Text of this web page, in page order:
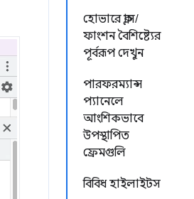
হোভারে ক্লাস/
ফাংশন বৈশিষ্ট্যের
পূর্বরূপ দেখুন
পারফরম্যান্স
প্যানেলে
আংশিকভাবে
উপস্থাপিত
ফ্রেমগুলি
বিবিধ হাইলাইটস